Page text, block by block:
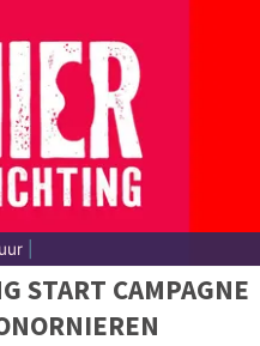
|
START CAMPAGNE